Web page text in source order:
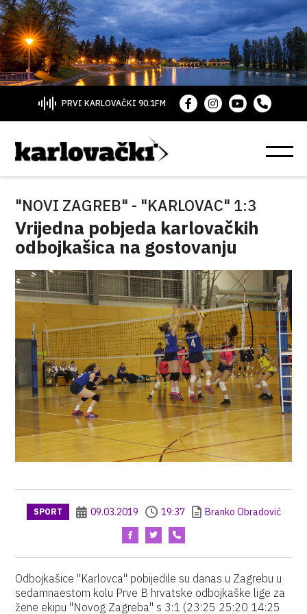
PRVI KARLOVAČKI 90.1FM
"NOVI ZAGREB" - "KARLOVAC" 1:3
Vrijedna pobjeda karlovačkih
odbojkašica na gostovanju
SPORT 09.03.2019 19:37 Branko Obradović
Odbojkašice "Karlovca" pobijedile su danas u Zagrebu u
sedamnaestom kolu Prve B hrvatske odbojkaške lige za
žene ekipu "Novog Zagreba" s 3:1 (23:25 25:20 14:25